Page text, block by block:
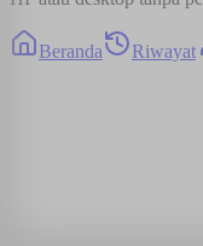
Beranda Riwayat